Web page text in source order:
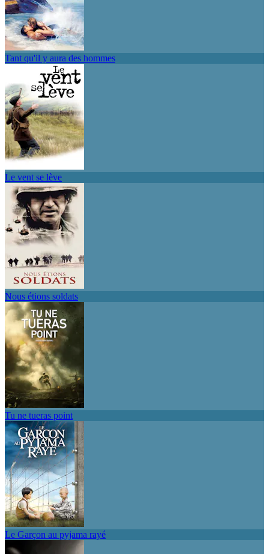
Tant qu'il y aura des hommes
Le vent se lève
Nous étions soldats
Tu ne tueras point
Le Garçon au pyjama rayé